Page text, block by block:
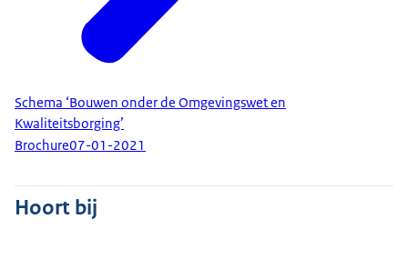
Schema ‘Bouwen onder de Omgevingswet en
Kwaliteitsborging’
Brochure07-01-2021
Hoort bij